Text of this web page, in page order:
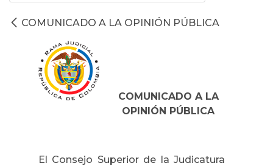
COMUNICADO A LA OPINIÓN PÚBLICA
COMUNICADO A LA
OPINIÓN PÚBLICA
El Consejo Superior de la Judicatura